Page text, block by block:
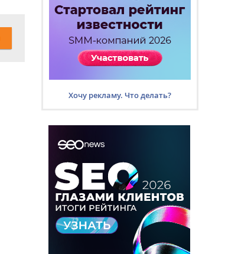
Хочу рекламу. Что делать?